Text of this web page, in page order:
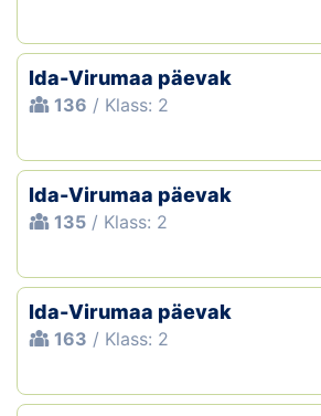
Ida-Virumaa päevak
136 / Klass: 2
Ida-Virumaa päevak
135 / Klass: 2
Ida-Virumaa päevak
163 / Klass: 2